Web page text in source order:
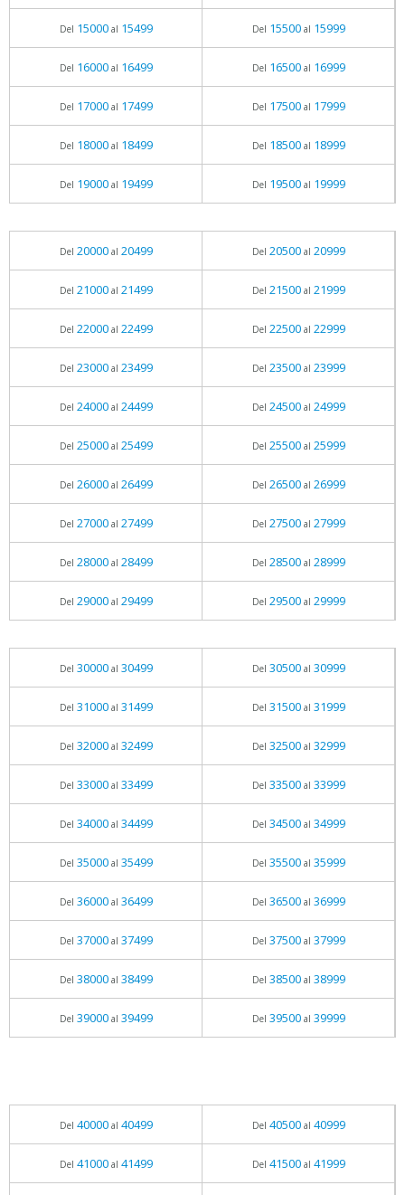
Del 15000al 15499 Del 15500al 15999
Del 16000al 16499 Del 16500al 16999
Del 17000al 17499 Del 17500al 17999
Del 18000al 18499 Del 18500al 18999
Del 19000al 19499 Del 19500al 19999
Del 20000al 20499 Del 20500al 20999
Del 21000al 21499 Del 21500al 21999
Del 22000al 22499 Del 22500al 22999
Del 23000al 23499 Del 23500al 23999
Del 24000al 24499 Del 24500al 24999
Del 25000al 25499 Del 25500al 25999
Del 26000al 26499 Del 26500al 26999
Del 27000al 27499 Del 27500al 27999
Del 28000al 28499 Del 28500al 28999
Del 29000al 29499 Del 29500al 29999
Del 30000al 30499 Del 30500al 30999
Del 31000al 31499 Del 31500al 31999
Del 32000al 32499 Del 32500al 32999
Del 33000al 33499 Del 33500al 33999
Del 34000al 34499 Del 34500al 34999
Del 35000al 35499 Del 35500al 35999
Del 36000al 36499 Del 36500al 36999
Del 37000al 37499 Del 37500al 37999
Del 38000al 38499 Del 38500al 38999
Del 39000al 39499 Del 39500al 39999
Del 40000al 40499 Del 40500al 40999
Del 41000al 41499 Del 41500al 41999